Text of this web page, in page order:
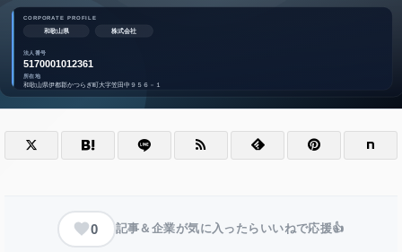
0 記事＆企業が気に入ったらいいねで応援👍